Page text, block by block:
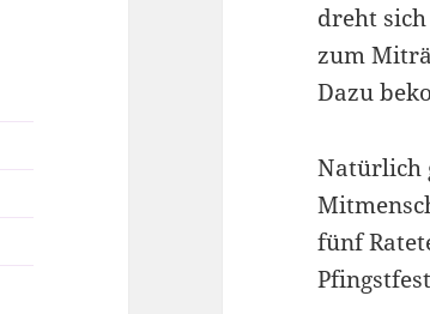
dreht
zum
Dazu
Natürlich
fünf